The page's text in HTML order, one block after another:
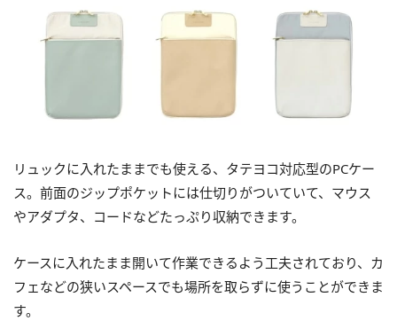
リュックに入れたままでも使える、タテヨコ対応型のPCケー
ス。前面のジップポケットには仕切りがついていて、マウス
やアダプタ、コードなどたっぷり収納できます。
ケースに入れたまま開いて作業できるよう工夫されており、カ
フェなどの狭いスペースでも場所を取らずに使うことができま
す。